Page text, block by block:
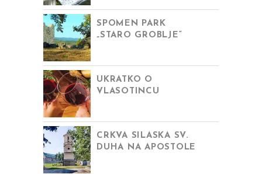
SPOMEN PARK
„STARO GROBLJE“
UKRATKO O
VLASOTINCU
CRKVA SILASKA SV.
DUHA NA APOSTOLE